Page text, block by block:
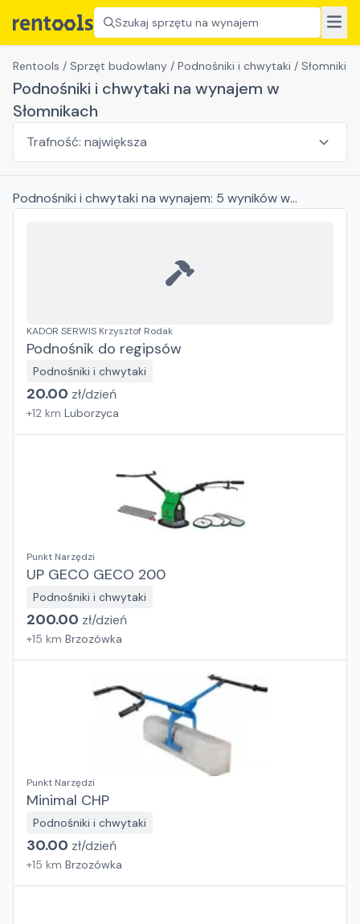
Szukaj sprzętu na wynajem
Rentools / Sprzęt budowlany / Podnośniki i chwytaki / Słomniki
Podnośniki i chwytaki na wynajem w
Słomnikach
Podnośniki i chwytaki na wynajem: 5 wynikóww
KADOR SERWIS Krzysztof Rodak
Podnośnik do regipsów
Podnośniki i chwytaki
20.00 zł/dzień
+12 km Luborzyca
Punkt Narzędzi
UP GECO GECO 200
Podnośniki i chwytaki
200.00 zł/dzień
+15 km Brzozówka
Punkt Narzędzi
Minimal CHP
Podnośniki i chwytaki
30.00 zł/dzień
+15 km Brzozówka